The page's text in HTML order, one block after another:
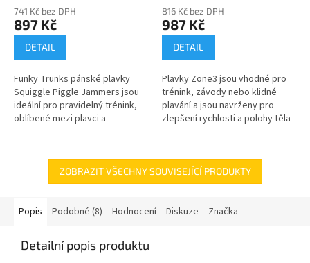
741 Kč bez DPH
897 Kč
DETAIL
Funky Trunks pánské plavky
Squiggle Piggle Jammers jsou
ideální pro pravidelný trénink,
oblíbené mezi plavci a
prodyšného...
816 Kč bez DPH
987 Kč
DETAIL
Plavky Zone3 jsou vhodné pro
trénink, závody nebo klidné
plavání a jsou navrženy pro
zlepšení rychlosti a polohy těla
těchto...
ZOBRAZIT VŠECHNY SOUVISEJÍCÍ PRODUKTY
Popis Podobné (8) Hodnocení Diskuze Značka
Detailní popis produktu